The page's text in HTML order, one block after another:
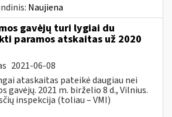
Naujiena
gavėjų turi lygiai du
paramos atskaitas už 2020
2021-06-08
ataskaitas pateikė daugiau nei
gavėjų. 2021 m. birželio 8 d., Vilnius.
inspekcija (toliau – VMI)